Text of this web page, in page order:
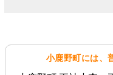
小鹿野町には、